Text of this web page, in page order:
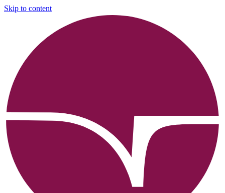
Skip to content